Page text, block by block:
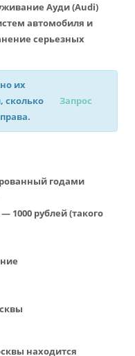
Ауди (Audi)
автомобиля и
серьезных
их
сколько
Запрос
годами
1000 рублей (такого
находится